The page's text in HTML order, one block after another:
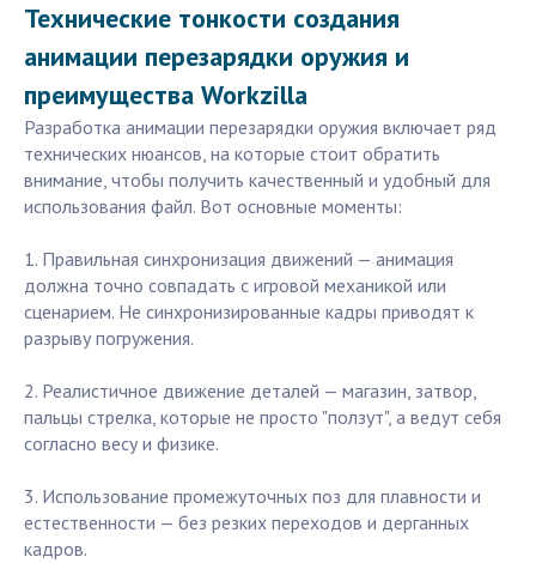
Технические тонкости создания
анимации перезарядки оружия и
преимущества Workzilla
Разработка анимации перезарядки оружия включает ряд
технических нюансов, на которые стоит обратить
внимание, чтобы получить качественный и удобный для
использования файл. Вот основные моменты:
1. Правильная синхронизация движений — анимация
должна точно совпадать с игровой механикой или
сценарием. Не синхронизированные кадры приводят к
разрыву погружения.
2. Реалистичное движение деталей — магазин, затвор,
пальцы стрелка, которые не просто "ползут", а ведут себя
согласно весу и физике.
3. Использование промежуточных поз для плавности и
естественности — без резких переходов и дерганных
кадров.